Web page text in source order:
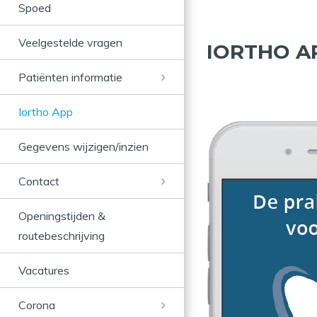
Spoed
Veelgestelde vragen
Patiënten informatie
Iortho App
Gegevens wijzigen/inzien
Contact
Openingstijden &
routebeschrijving
Vacatures
Corona
IORTHO